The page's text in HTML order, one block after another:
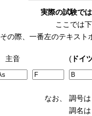
実際の試験で
ここでは
その際、一番左のテキスト
主音 ( ドイ
なお、
調号
調名は